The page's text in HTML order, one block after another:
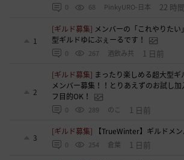
0 68 PinkyURO-日本 22 時
1
[ギルド募集] メンバーの「これやりた
型ギルドゆにぶぇーるです！
0 267 酒飲み共 1 日前
2
[ギルド募集] まったり楽しめる超大型ギ
メンバー募集！！とりあえずのお試し
フ目的OK！
0 289 のこ 1 日前
3
[ギルド募集] 【TrueWinter】ギルドメ
0 254 倉葉 1 日前